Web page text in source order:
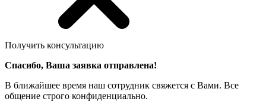
Получить консультацию
Спасибо, Ваша заявка отправлена!
В ближайшее время наш сотрудник свяжется с Вами. Все
общение строго конфиденциально.